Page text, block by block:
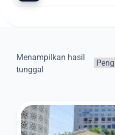
Menampilkan hasil
tunggal